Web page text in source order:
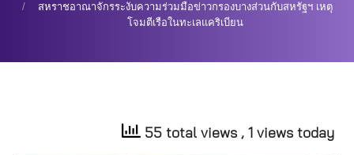
สหราชอาณาจักรระงับความร่วมมือข่าวกรองบางส่วนกับสหรัฐฯ เหตุ
โจมตีเรือในทะเลแคริเบียน
55 total views , 1 views today